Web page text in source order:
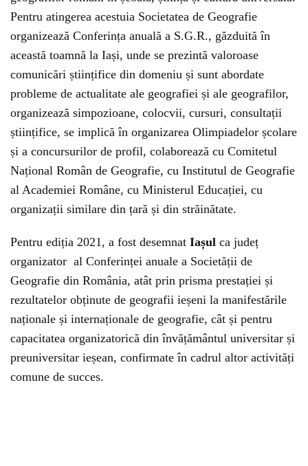
Pentru atingerea acestuia Societatea de Geografie
organizează Conferința anuală a S.G.R., găzduită în
această toamnă la Iași, unde se prezintă valoroase
comunicări științifice din domeniu și sunt abordate
probleme de actualitate ale geografiei și ale geografilor,
organizează simpozioane, colocvii, cursuri, consultații
științifice, se implică în organizarea Olimpiadelor școlare
și a concursurilor de profil, colaborează cu Comitetul
Național Român de Geografie, cu Institutul de Geografie
al Academiei Române, cu Ministerul Educației, cu
organizații similare din țară și din străinătate.
Pentru ediția 2021, a fost desemnat Iașul ca județ
organizator al Conferinței anuale a Societății de
Geografie din România, atât prin prisma prestației și
rezultatelor obținute de geografii ieșeni la manifestările
naționale și internaționale de geografie, cât și pentru
capacitatea organizatorică din învățământul universitar și
preuniversitar ieșean, confirmate în cadrul altor activități
comune de succes.